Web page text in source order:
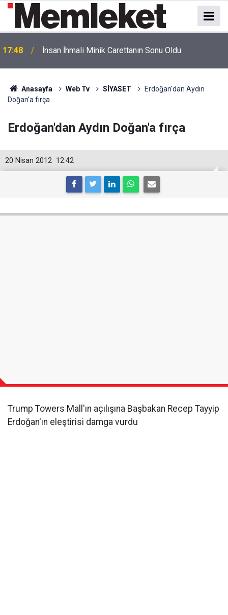
17:48 İnsan İhmali Minik Carettanın Sonu Oldu
Anasayfa Web Tv SİYASET
Erdoğan'dan Aydın
Doğan'a fırça
Erdoğan'dan Aydın Doğan'a fırça
12:42
20 Nisan 2012
Trump Towers Mall'ın açılışına Başbakan Recep Tayyip
Erdoğan'ın eleştirisi damga vurdu